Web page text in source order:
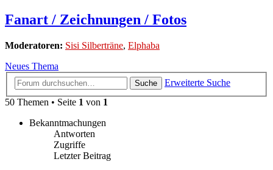
Fanart / Zeichnungen / Fotos
Moderatoren: Sisi Silberträne, Elphaba
Neues Thema
Suche
Erweiterte Suche
50 Themen • Seite 1 von 1
Bekanntmachungen
Antworten
Zugriffe
Letzter Beitrag